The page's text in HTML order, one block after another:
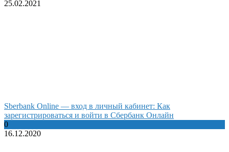
25.02.2021
Sberbank Online — вход в личный кабинет: Как
зарегистрироваться и войти в Сбербанк Онлайн
0
16.12.2020